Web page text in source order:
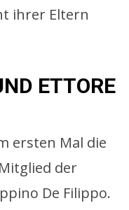
ihrer Eltern
ETTORE
ersten Mal die
der
De Filippo.